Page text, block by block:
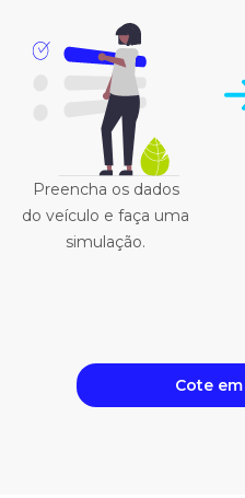
Preencha os dados
do veículo e faça uma
simulação.
Cote